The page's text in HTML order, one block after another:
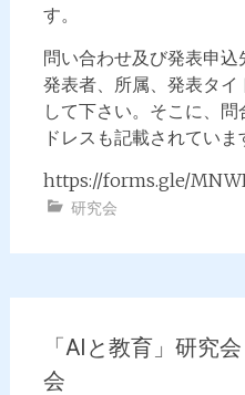
す。
問い合わせ及び発表申込
発表者、所属、発表タ
して下さい。そこに、
ドレスも記載されていま
https://forms.gle/
研究会
「AIと教育」研究
会